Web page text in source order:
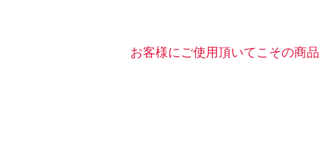
お客様にご使用頂いてこその商